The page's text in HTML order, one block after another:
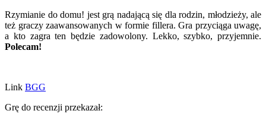
Rzymianie do domu! jest grą nadającą się dla rodzin, młodzieży, ale
też graczy zaawansowanych w formie fillera. Gra przyciąga uwagę,
a kto zagra ten będzie zadowolony. Lekko, szybko, przyjemnie.
Polecam!
Link BGG
Grę do recenzji przekazał: